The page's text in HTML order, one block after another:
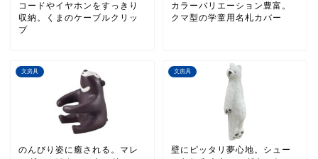
コードやイヤホンをすっきり
収納。くまのケーブルクリッ
プ
カラーバリエーション豊富。
クマ型の学童用名札カバー
文房具
のんびり姿に癒される。マレ
文房具
壁にピッタリ夢心地。シュー